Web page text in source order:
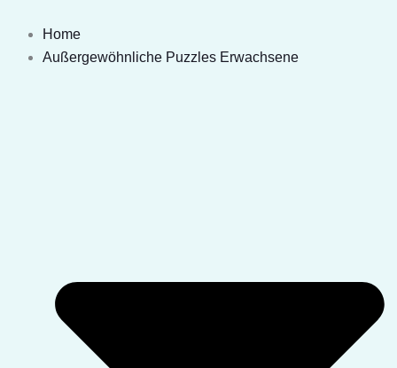
Inhalt
springen
Home
Außergewöhnliche Puzzles Erwachsene